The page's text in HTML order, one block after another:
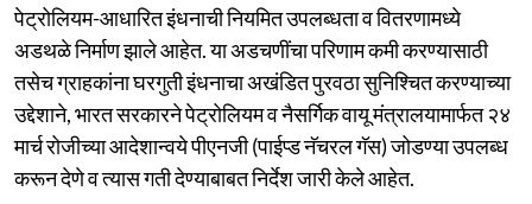
पेट्रोलियम-आधारित इंधनाची नियमित उपलब्धता व वितरणामध्ये
अडथळे निर्माण झाले आहेत. या अडचणींचा परिणाम कमी करण्यासाठी
तसेच ग्राहकांना घरगुती इंधनाचा अखंडित पुरवठा सुनिश्चित करण्याच्या
उद्देशाने, भारत सरकारने पेट्रोलियम व नैसर्गिक वायू मंत्रालयामार्फत २४
मार्च रोजीच्या आदेशान्वये पीएनजी (पाईप्ड नॅचरल गॅस) जोडण्या उपलब्ध
करून देणे व त्यास गती देण्याबाबत निर्देश जारी केले आहेत.